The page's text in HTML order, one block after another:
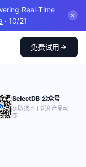
Real-Time
· 10/21
✕
免费试用
SelectDB 公众号
获取技术干货和产品动
态